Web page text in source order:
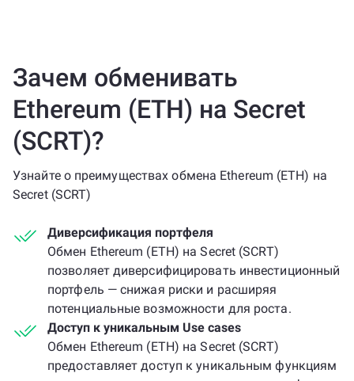
Зачем обменивать
Ethereum (ETH) на Secret
(SCRT)?
Узнайте о преимуществах обмена Ethereum (ETH) на
Secret (SCRT)
Диверсификация портфеля
Обмен Ethereum (ETH) на Secret (SCRT)
позволяет диверсифицировать инвестиционный
портфель — снижая риски и расширяя
потенциальные возможности для роста.
Доступ к уникальным Use cases
Обмен Ethereum (ETH) на Secret (SCRT)
предоставляет доступ к уникальным функциям